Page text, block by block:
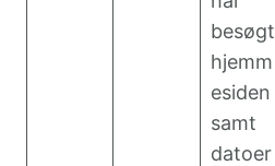
besøgt
hjemm
esiden
samt
datoer